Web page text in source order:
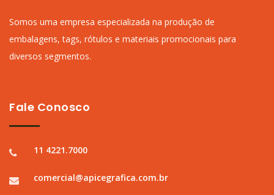
Somos uma empresa especializada na produção de
embalagens, tags, rótulos e materiais promocionais para
diversos segmentos.
Fale Conosco
11 4221.7000
comercial@apicegrafica.com.br